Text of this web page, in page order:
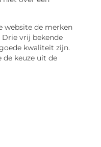
website de merken
Drie vrij bekende
kwaliteit zijn.
de keuze uit de